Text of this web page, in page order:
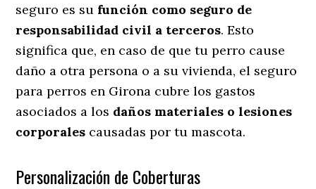
seguro es su función como seguro de
responsabilidad civil a terceros. Esto
significa que, en caso de que tu perro cause
daño a otra persona o a su vivienda, el seguro
para perros en Girona cubre los gastos
asociados a los daños materiales o lesiones
corporales causadas por tu mascota.
Personalización de Coberturas